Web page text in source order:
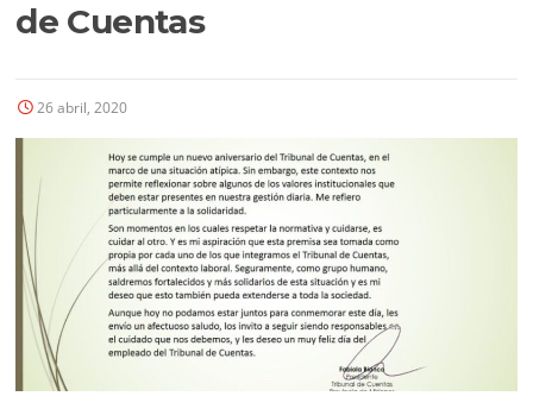
de Cuentas
26 abril, 2020